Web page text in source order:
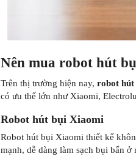
Nên mua robot hút
Trên thị trường hiện nay, robot hút
có ưu thế lớn như Xiaomi,
Robot hút bụi Xiaomi
Robot hút bụi Xiaomi thiết kế
mạnh, dễ dàng làm sạch bụi bẩn